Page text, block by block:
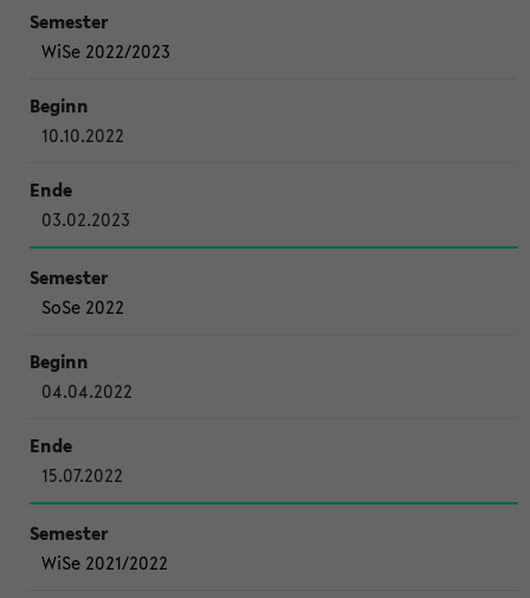
WiSe 2022/2023
10.10.2022
03.02.2023
SoSe 2022
04.04.2022
15.07.2022
WiSe 2021/2022